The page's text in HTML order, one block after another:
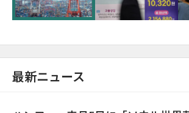
最新ニュース